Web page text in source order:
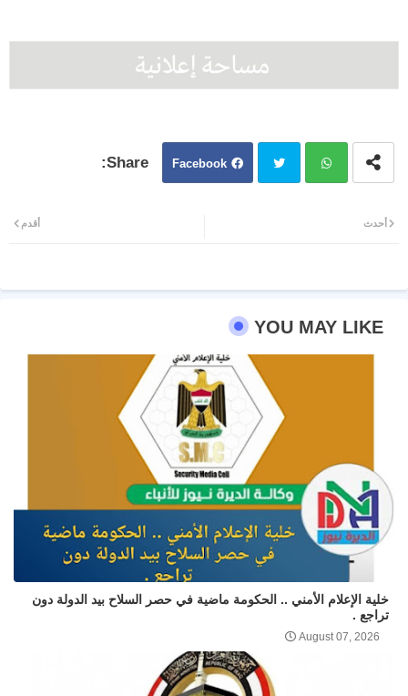
Facebook
أحدث أقدم
YOU MAY LIKE
خلية الإعلام الأمني .. الحكومة ماضية في حصر السلاح بيد الدولة دون
تراجع .
August 07, 2026